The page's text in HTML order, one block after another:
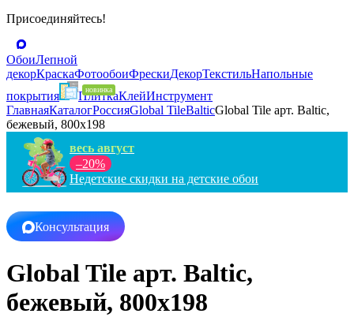
Присоединяйтесь!
ОбоиЛепной
декорКраскаФотообоиФрескиДекорТекстильНапольные
покрытия
ПлиткаКлейИнструмент
ГлавнаяКаталогРоссияGlobal TileBalticGlobal Tile арт. Baltic,
бежевый, 800x198
весь август
–20%
Недетские скидки на детские обои
Консультация
Global Tile арт. Baltic,
бежевый, 800x198